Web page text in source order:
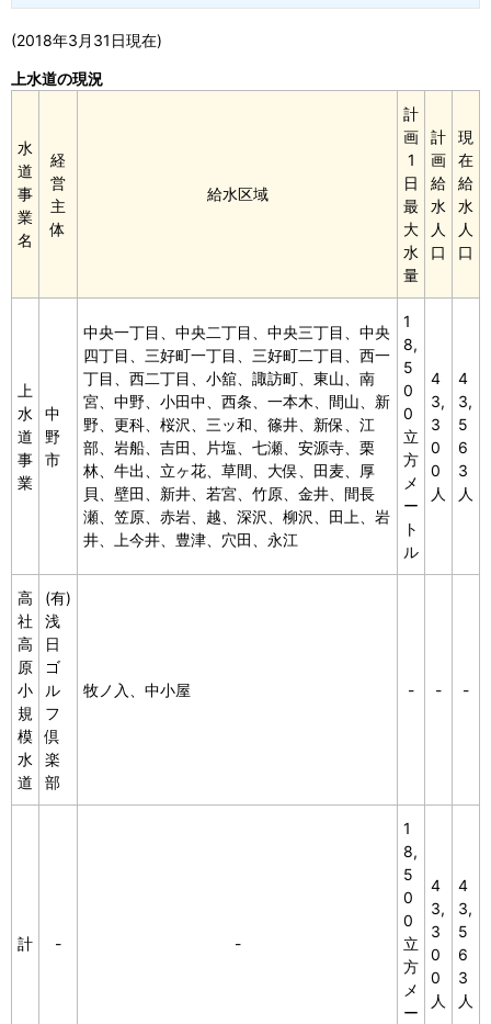
(2018年3月31日現在)
上水道の現況
水
道
事
業
名
経
営
主
体
給水区域
計
画
1
日
最
大
水
量
計
画
給
水
人
口
現
在
給
水
人
口
上
水
道
事
業
中
野
市
中央一丁目、中央二丁目、中央三丁目、中央
四丁目、三好町一丁目、三好町二丁目、西一
丁目、西二丁目、小舘、諏訪町、東山、南
宮、中野、小田中、西条、一本木、間山、新
野、更科、桜沢、三ッ和、篠井、新保、江
部、岩船、吉田、片塩、七瀬、安源寺、栗
林、牛出、立ヶ花、草間、大俣、田麦、厚
貝、壁田、新井、若宮、竹原、金井、間長
瀬、笠原、赤岩、越、深沢、柳沢、田上、岩
井、上今井、豊津、穴田、永江
1
8,
5
0
0
立
方
メ
ー
ト
ル
4
3,
3
0
0
人
4
3,
5
6
3
人
高
社
高
原
小
規
模
水
道
(有)
浅
日
ゴ
ル
フ
倶
楽
部
牧ノ入、中小屋 - - -
計 - -
1
8,
5
0
0
立
方
メ
ー
4
3,
3
0
0
人
4
3,
5
6
3
人